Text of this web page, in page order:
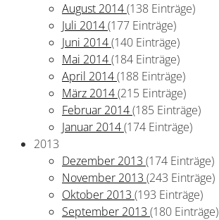
August 2014(138 Einträge)
Juli 2014(177 Einträge)
Juni 2014(140 Einträge)
Mai 2014(184 Einträge)
April 2014(188 Einträge)
März 2014(215 Einträge)
Februar 2014(185 Einträge)
Januar 2014(174 Einträge)
2013
Dezember 2013 (174 Einträge)
November 2013 (243 Einträge)
Oktober 2013 (193 Einträge)
September 2013 (180 Einträge)